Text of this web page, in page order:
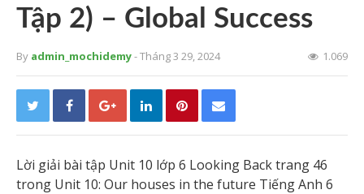
Tập 2) – Global Success
By admin_mochidemy- Tháng 3 29, 2024 1.069
Lời giải bài tập Unit 10 lớp 6 Looking Back trang 46
trong Unit 10: Our houses in the future Tiếng Anh 6